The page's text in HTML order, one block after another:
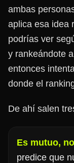
ambas
aplica esa idea
podrías ver
y rankeándote
entonces
donde el
De ahí salen
Es mutuo,
predice que